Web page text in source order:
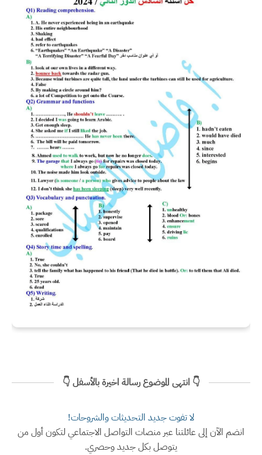
👇 انتهى الموضوع رسالة اخيرة بالأسفل 👇
لا تفوت جديد التحديثات والشروحات!
انضم الآن إلى عائلتنا عبر منصات التواصل الاجتماعي لتكون أول من
يتوصل بكل جديد وحصري.